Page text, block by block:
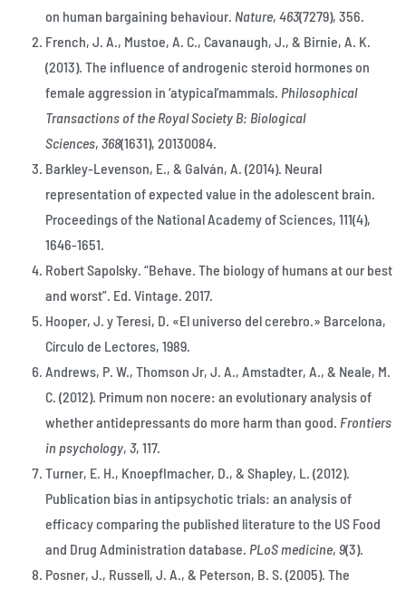
on human bargaining behaviour. Nature, 463(7279), 356.
French, J. A., Mustoe, A. C., Cavanaugh, J., & Birnie, A. K.
(2013). The influence of androgenic steroid hormones on
female aggression in ‘atypical’mammals. Philosophical
Transactions of the Royal Society B: Biological
Sciences, 368(1631), 20130084.
Barkley-Levenson, E., & Galván, A. (2014). Neural
representation of expected value in the adolescent brain.
Proceedings of the National Academy of Sciences, 111(4),
1646-1651.
Robert Sapolsky. “Behave. The biology of humans at our best
and worst”. Ed. Vintage. 2017.
Hooper, J. y Teresi, D. «El universo del cerebro.» Barcelona,
Círculo de Lectores, 1989.
Andrews, P. W., Thomson Jr, J. A., Amstadter, A., & Neale, M.
C. (2012). Primum non nocere: an evolutionary analysis of
whether antidepressants do more harm than good. Frontiers
in psychology, 3, 117.
Turner, E. H., Knoepflmacher, D., & Shapley, L. (2012).
Publication bias in antipsychotic trials: an analysis of
efficacy comparing the published literature to the US Food
and Drug Administration database. PLoS medicine, 9(3).
Posner, J., Russell, J. A., & Peterson, B. S. (2005). The